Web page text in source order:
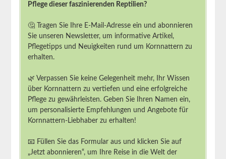
Pflege dieser faszinierenden Reptilien?
🤔 Tragen Sie Ihre E-Mail-Adresse ein und abonnieren
Sie unseren Newsletter, um informative Artikel,
Pflegetipps und Neuigkeiten rund um Kornnattern zu
erhalten.
🌿 Verpassen Sie keine Gelegenheit mehr, Ihr Wissen
über Kornnattern zu vertiefen und eine erfolgreiche
Pflege zu gewährleisten. Geben Sie Ihren Namen ein,
um personalisierte Empfehlungen und Angebote für
Kornnattern-Liebhaber zu erhalten!
📧 Füllen Sie das Formular aus und klicken Sie auf
„Jetzt abonnieren“, um Ihre Reise in die Welt der